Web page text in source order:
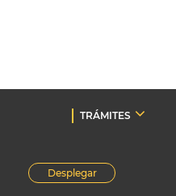
TRÁMITES
Desplegar